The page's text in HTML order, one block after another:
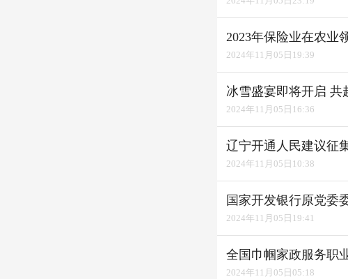
2023年保险业在农业
2024年11月05日19:39
冰雪盛宴即将开启 共
2024年11月05日16:36
辽宁开通人民建议征
2024年11月05日10:38
国家开发银行原党委
2024年11月05日19:41
全国巾帼家政服务职
2024年11月05日05:18